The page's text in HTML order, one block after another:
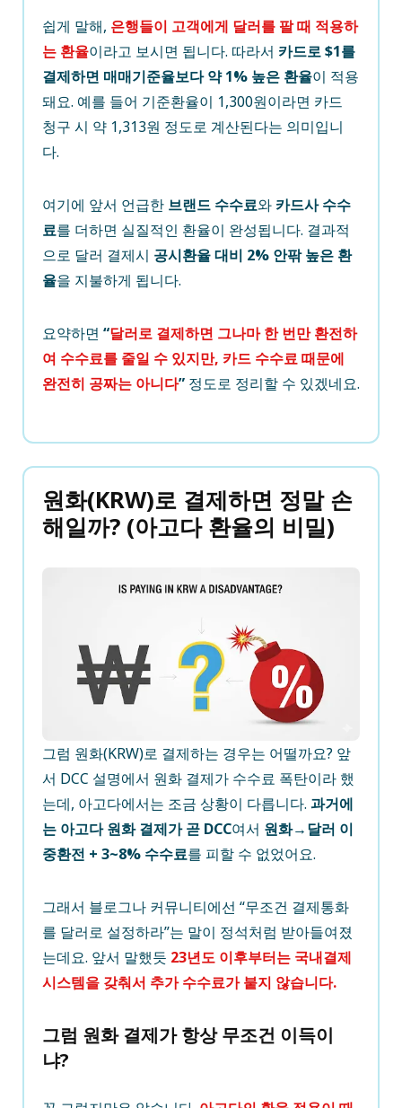
쉽게 말해, 은행들이 고객에게 달러를 팔 때 적용하
는 환율이라고 보시면 됩니다. 따라서 카드로 $1를
결제하면 매매기준율보다 약 1% 높은 환율이 적용
돼요. 예를 들어 기준환율이 1,300원이라면 카드
청구 시 약 1,313원 정도로 계산된다는 의미입니
다.
여기에 앞서 언급한 브랜드 수수료와 카드사 수수
료를 더하면 실질적인 환율이 완성됩니다. 결과적
으로 달러 결제시 공시환율 대비 2% 안팎 높은 환
율을 지불하게 됩니다.
요약하면 “달러로 결제하면 그나마 한 번만 환전하
여 수수료를 줄일 수 있지만, 카드 수수료 때문에
완전히 공짜는 아니다” 정도로 정리할 수 있겠네요.
원화(KRW)로 결제하면 정말 손
해일까? (아고다 환율의 비밀)
그럼 원화(KRW)로 결제하는 경우는 어떨까요? 앞
서 DCC 설명에서 원화 결제가 수수료 폭탄이라 했
는데, 아고다에서는 조금 상황이 다릅니다. 과거에
는 아고다 원화 결제가 곧 DCC여서 원화→달러 이
중환전 + 3~8% 수수료를 피할 수 없었어요.
그래서 블로그나 커뮤니티에선 “무조건 결제통화
를 달러로 설정하라”는 말이 정석처럼 받아들여졌
는데요. 앞서 말했듯 23년도 이후부터는 국내결제
시스템을 갖춰서 추가 수수료가 붙지 않습니다.
그럼 원화 결제가 항상 무조건 이득이
냐?